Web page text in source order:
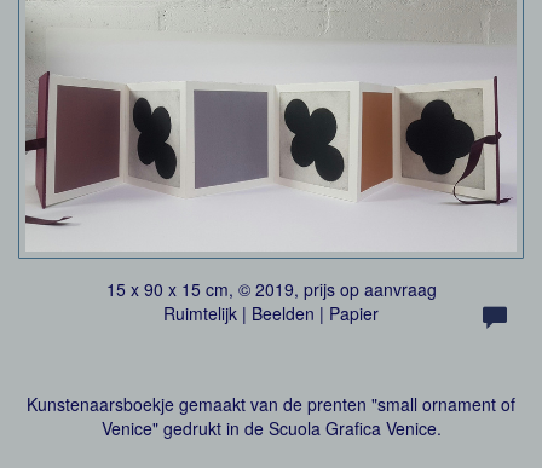
15 x 90 x 15 cm, © 2019, prijs op aanvraag
Ruimtelijk | Beelden | Papier
Kunstenaarsboekje gemaakt van de prenten "small ornament of
Venice" gedrukt in de Scuola Grafica Venice.